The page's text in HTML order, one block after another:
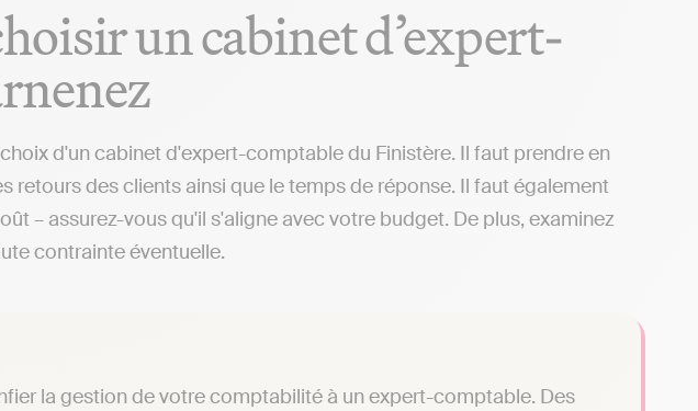
un cabinet d’expert-
d'un cabinet d'expert-comptable du Finistère. Il faut prendre en
retours des clients ainsi que le temps de réponse. Il faut également
– assurez-vous qu'il s'aligne avec votre budget. De plus, examinez
contrainte éventuelle.
la gestion de votre comptabilité à un expert-comptable. Des